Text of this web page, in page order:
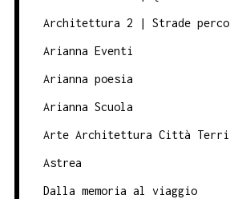
Architettura 2 | Strade
Arianna Eventi
Arianna poesia
Arianna Scuola
Arte Architettura Città
Astrea
Dalla memoria al viaggio